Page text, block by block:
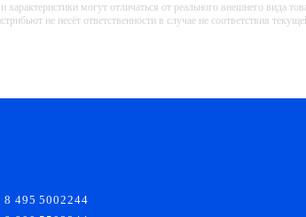
характеристики могут отличаться от реального внешнего вида
не несёт ответственности в случае не соответствия
8 495 5002244